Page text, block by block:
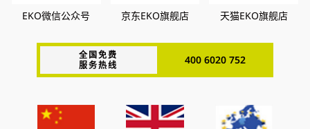
EKO微信公众号 京东EKO旗舰店 天猫EKO旗舰店
全国免费
服务热线
400 6020 752